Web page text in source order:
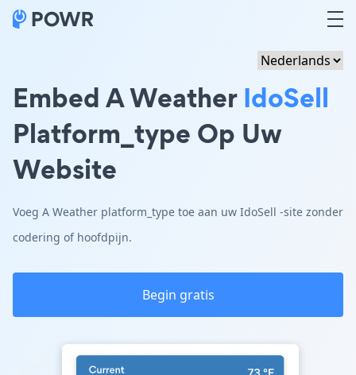
Embed A WeatherIdoSell
Platform_type Op Uw
Website
Voeg A Weather platform_type toe aan uw IdoSell -site zonder
codering of hoofdpijn.
Begin gratis